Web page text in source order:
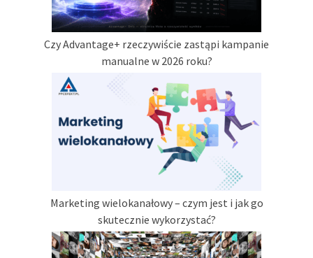
Czy Advantage+ rzeczywiście zastąpi kampanie
manualne w 2026 roku?
Marketing wielokanałowy – czym jest i jak go
skutecznie wykorzystać?